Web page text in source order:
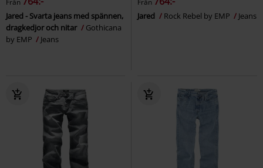
Från
Jared - Svarta jeans med spännen,
dragkedjor och nitar
Gothicana
by EMP
Jeans
Från
Jared Rock Rebel by EMP Jeans